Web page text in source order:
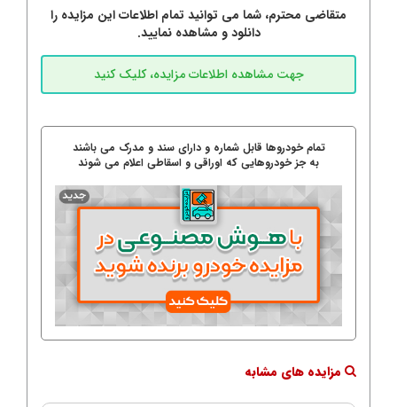
متقاضی محترم، شما می توانید تمام اطلاعات این مزایده را
دانلود و مشاهده نمایید.
تمام خودروها قابل شماره و دارای سند و مدرک می باشند
به جز خودروهایی که اوراقی و اسقاطی اعلام می شوند
مزایده های مشابه